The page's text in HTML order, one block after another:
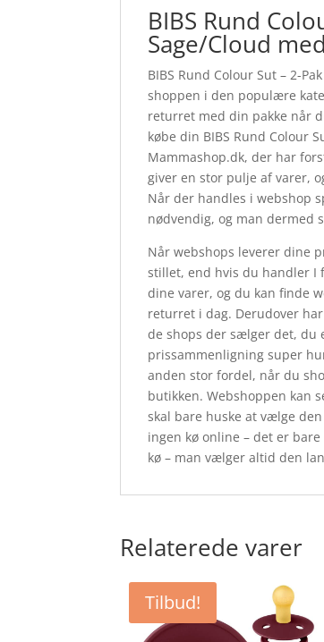
BIBS Rund
Sage/Cloud
BIBS Rund Colour Sut – 2-
shoppen i den populære
returret med din pakke når
købe din BIBS Rund Colour
Mammashop.dk, der har
giver en stor pulje af varer,
Når der handles i webshop
nødvendig, og man dermed
Når webshops leverer dine
stillet, end hvis du handler I
dine varer, og du kan finde
returret i dag. Derudover
de shops der sælger det, du
prissammenligning super
anden stor fordel, når du
butikken. Webshoppen kan
skal bare huske at vælge
ingen kø online – det er
kø – man vælger altid den
Relaterede varer
Tilbud!